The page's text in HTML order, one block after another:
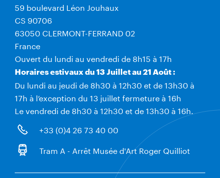
59 boulevard Léon Jouhaux
CS 90706
63050 CLERMONT-FERRAND 02
France
Ouvert du lundi au vendredi de 8h15 à 17h
Horaires estivaux du 13 Juillet au 21 Août :
Du lundi au jeudi de 8h30 à 12h30 et de 13h30 à
17h à l’exception du 13 juillet fermeture à 16h
Le vendredi de 8h30 à 12h30 et de 13h30 à 16h.
+33 (0)4 26 73 40 00
Tram A - Arrêt Musée d'Art Roger Quilliot